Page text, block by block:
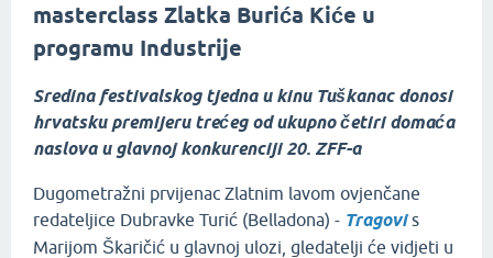
masterclass Zlatka Burića Kiće u
programu Industrije
Sredina festivalskog tjedna u kinu Tuškanac donosi
hrvatsku premijeru trećeg od ukupno četiri domaća
naslova u glavnoj konkurenciji 20. ZFF-a
Dugometražni prvijenac Zlatnim lavom ovjenčane
redateljice Dubravke Turić (Belladona) - Tragovi s
Marijom Škaričić u glavnoj ulozi, gledatelji će vidjeti u